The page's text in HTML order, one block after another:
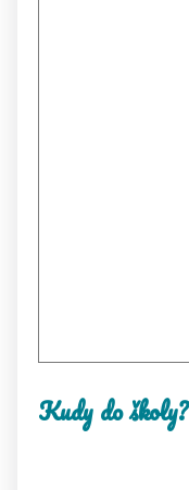
Kudy do školy?